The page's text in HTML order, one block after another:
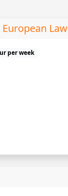
Law
per week